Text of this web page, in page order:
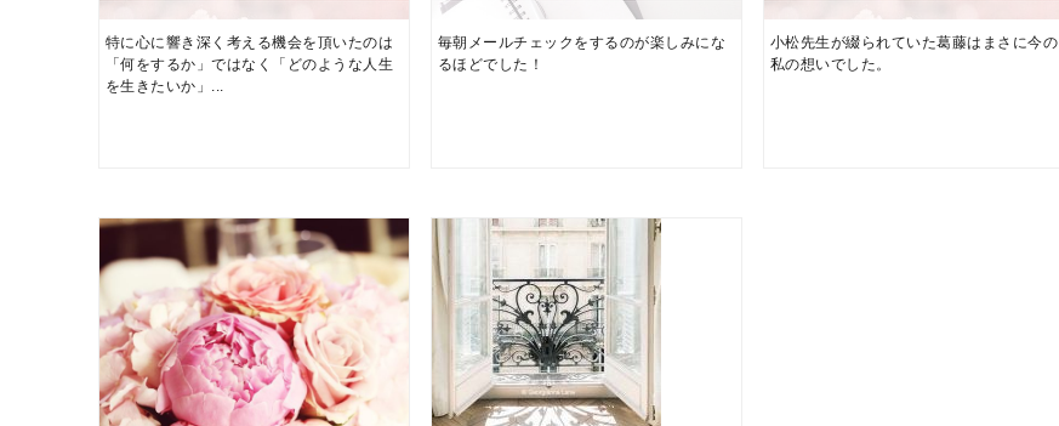
特に心に響き深く考える機会を頂いたのは
「何をするか」ではなく「どのような人生
を生きたいか」...
毎朝メールチェックをするのが楽しみにな
るほどでした！
小松先生が綴られていた葛藤はまさに今の
私の想いでした。